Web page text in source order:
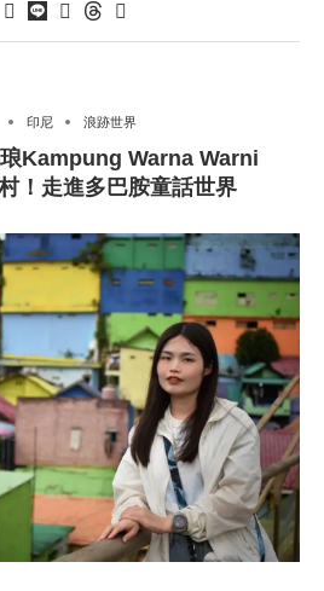
印尼 浪跡世界
Kampung Warna Warni
！走進多巴胺童話世界